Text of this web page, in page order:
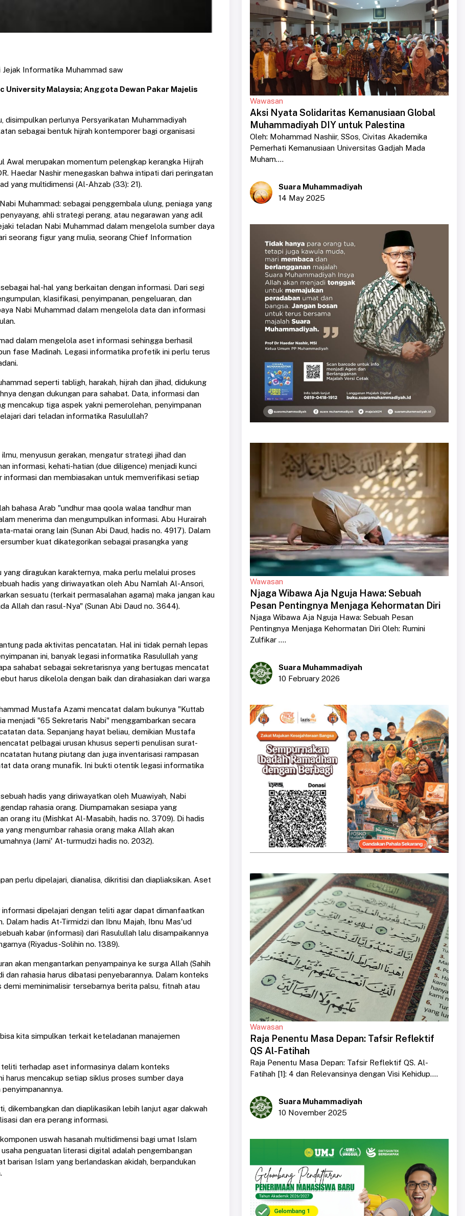
Informatika Muhammad saw
University Malaysia; Anggota Dewan Pakar Majelis
disimpulkan perlunya Persyarikatan Muhammadiyah
sebagai bentuk hijrah kontemporer bagi organisasi
Awal merupakan momentum pelengkap kerangka Hijrah
Haedar Nashir menegaskan bahwa intipati dari peringatan
yang multidimensi (Al-Ahzab (33): 21).
Muhammad: sebagai penggembala ulung, peniaga yang
ahli strategi perang, atau negarawan yang adil
teladan Nabi Muhammad dalam mengelola sumber daya
seorang figur yang mulia, seorang Chief Information
hal-hal yang berkaitan dengan informasi. Dari segi
klasifikasi, penyimpanan, pengeluaran, dan
Nabi Muhammad dalam mengelola data dan informasi
dalam mengelola aset informasi sehingga berhasil
fase Madinah. Legasi informatika profetik ini perlu terus
seperti tabligh, harakah, hijrah dan jihad, didukung
dengan dukungan para sahabat. Data, informasi dan
mencakup tiga aspek yakni pemerolehan, penyimpanan
dari teladan informatika Rasulullah?
menyusun gerakan, mengatur strategi jihad dan
informasi, kehati-hatian (due diligence) menjadi kunci
dan membiasakan untuk memverifikasi setiap
bahasa Arab "undhur maa qoola walaa tandhur man
menerima dan mengumpulkan informasi. Abu Hurairah
matai orang lain (Sunan Abi Daud, hadis no. 4917). Dalam
kuat dikategorikan sebagai prasangka yang
diragukan karakternya, maka perlu melalui proses
hadis yang diriwayatkan oleh Abu Namlah Al-Ansori,
sesuatu (terkait permasalahan agama) maka jangan kau
Allah dan rasul-Nya" (Sunan Abi Daud no. 3644).
pada aktivitas pencatatan. Hal ini tidak pernah lepas
ini, banyak legasi informatika Rasulullah yang
sahabat sebagai sekretarisnya yang bertugas mencatat
harus dikelola dengan baik dan dirahasiakan dari warga
Mustafa Azami mencatat dalam bukunya "Kuttab
menjadi "65 Sekretaris Nabi" menggambarkan secara
data. Sepanjang hayat beliau, demikian Mustafa
pelbagai urusan khusus seperti penulisan surat-
hutang piutang dan juga inventarisasi rampasan
data orang munafik. Ini bukti otentik legasi informatika
hadis yang diriwayatkan oleh Muawiyah, Nabi
rahasia orang. Diumpamakan sesiapa yang
orang itu (Mishkat Al-Masabih, hadis no. 3709). Di hadis
yang mengumbar rahasia orang maka Allah akan
(Jami' At-turmudzi hadis no. 2032).
perlu dipelajari, dianalisa, dikritisi dan diapliaksikan. Aset
dipelajari dengan teliti agar dapat dimanfaatkan
Dalam hadis At-Tirmidzi dan Ibnu Majah, Ibnu Mas'ud
kabar (informasi) dari Rasulullah lalu disampaikannya
(Riyadus-Solihin no. 1389).
akan mengantarkan penyampainya ke surga Allah (Sahih
rahasia harus dibatasi penyebarannya. Dalam konteks
meminimalisir tersebarnya berita palsu, fitnah atau
kita simpulkan terkait keteladanan manajemen
terhadap aset informasinya dalam konteks
harus mencakup setiap siklus proses sumber daya
dikembangkan dan diaplikasikan lebih lanjut agar dakwah
dan era perang informasi.
uswah hasanah multidimensi bagi umat Islam
penguatan literasi digital adalah pengembangan
Islam yang berlandaskan akidah, berpandukan
Wawasan
Aksi Nyata Solidaritas Kemanusiaan Global
Muhammadiyah DIY untuk Palestina
Oleh: Mohammad Nashiir, SSos, Civitas Akademika
Pemerhati Kemanusiaan Universitas Gadjah Mada
Muham....
Suara Muhammadiyah
14 May 2025
Wawasan
Njaga Wibawa Aja Nguja Hawa: Sebuah
Pesan Pentingnya Menjaga Kehormatan Diri
Njaga Wibawa Aja Nguja Hawa: Sebuah Pesan
Pentingnya Menjaga Kehormatan Diri Oleh: Rumini
Zulfikar ....
Suara Muhammadiyah
10 February 2026
Wawasan
Raja Penentu Masa Depan: Tafsir Reflektif
QS Al-Fatihah
Raja Penentu Masa Depan: Tafsir Reflektif QS. Al-
Fatihah [1]: 4 dan Relevansinya dengan Visi Kehidup....
Suara Muhammadiyah
10 November 2025